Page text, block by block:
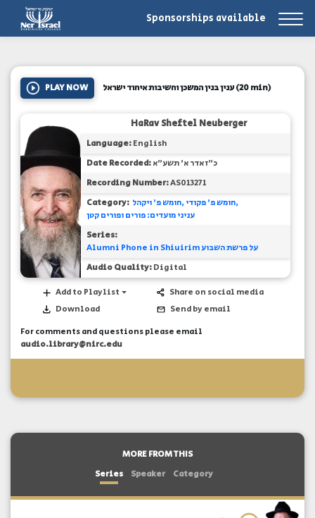
Sponsorships available
PLAY NOW ענין בנין המשכן וחשיבות איחוד ישראל(20 min)
HaRav Sheftel Neuberger
Language:English
Date Recorded:כ"ז אדר א' תשע"א
Recording Number:AS013271
Category: חומש פ' ויקהל חומש פ' פקודי
עניני מועדים: פורים ופורים קטן
Series:
Alumni Phone in Shiuirim על פרשת השבוע
Audio Quality:Digital
Add to Playlist
Download
Share on social media
Send by email
For comments and questions please email
audio.library@nirc.edu
MORE FROM THIS
Series
Speaker Category